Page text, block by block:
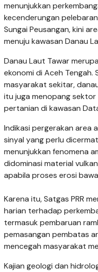
menunjukkan
kecenderungan pelebaran
Sungai Peusangan, kini
menuju kawasan Danau
Danau Laut Tawar
ekonomi di Aceh Tengah.
masyarakat sekitar,
itu juga menopang
pertanian di kawasan
Indikasi pergerakan area
sinyal yang perlu
menunjukkan fenomena
didominasi material
apabila proses erosi
Karena itu, Satgas PRR
harian terhadap
termasuk pembaruan
pemasangan pembatas
mencegah masyarakat
Kajian geologi dan